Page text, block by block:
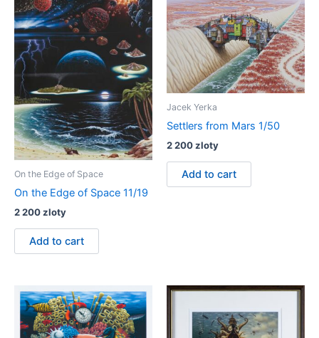
On the Edge of Space
On the Edge of Space 11/19
2 200zloty
Add to cart
Jacek Yerka
Settlers from Mars 1/50
2 200zloty
Add to cart